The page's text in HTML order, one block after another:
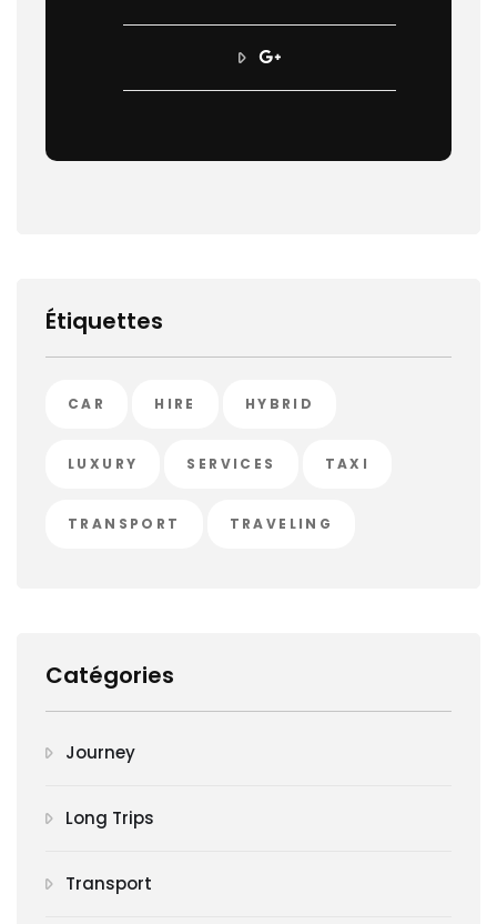
Étiquettes
CAR HIRE HYBRID
LUXURY SERVICES TAXI
TRANSPORT TRAVELING
Catégories
Journey
Long Trips
Transport